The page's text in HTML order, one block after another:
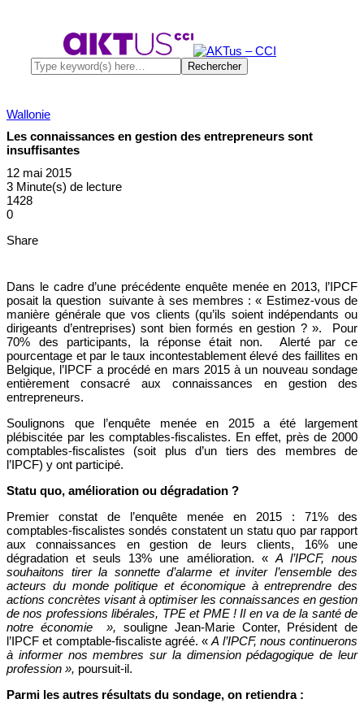
Wallonie
Les connaissances en gestion des entrepreneurs sont
insuffisantes
12 mai 2015
3 Minute(s) de lecture
1428
0
Share
Dans le cadre d’une précédente enquête menée en 2013, l’IPCF
posait la question suivante à ses membres : « Estimez-vous de
manière générale que vos clients (qu’ils soient indépendants ou
dirigeants d’entreprises) sont bien formés en gestion ? ». Pour
70% des participants, la réponse était non. Alerté par ce
pourcentage et par le taux incontestablement élevé des faillites en
Belgique, l’IPCF a procédé en mars 2015 à un nouveau sondage
entièrement consacré aux connaissances en gestion des
entrepreneurs.
Soulignons que l’enquête menée en 2015 a été largement
plébiscitée par les comptables-fiscalistes. En effet, près de 2000
comptables-fiscalistes (soit plus d’un tiers des membres de
l’IPCF) y ont participé.
Statu quo, amélioration ou dégradation ?
Premier constat de l’enquête menée en 2015 : 71% des
comptables-fiscalistes sondés constatent un statu quo par rapport
aux connaissances en gestion de leurs clients, 16% une
dégradation et seuls 13% une amélioration. « A l’IPCF, nous
souhaitons tirer la sonnette d’alarme et inviter l’ensemble des
acteurs du monde politique et économique à entreprendre des
actions concrètes visant à optimiser les connaissances en gestion
de nos professions libérales, TPE et PME ! Il en va de la santé de
notre économie », souligne Jean-Marie Conter, Président de
l’IPCF et comptable-fiscaliste agréé. «A l’IPCF, nous continuerons
à informer nos membres sur la dimension pédagogique de leur
profession », poursuit-il.
Parmi les autres résultats du sondage, on retiendra :